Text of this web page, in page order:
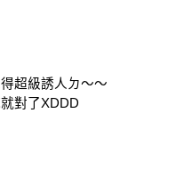
超級誘人ㄉ～～
對了XDDD